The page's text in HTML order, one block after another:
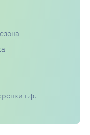
г.ф.